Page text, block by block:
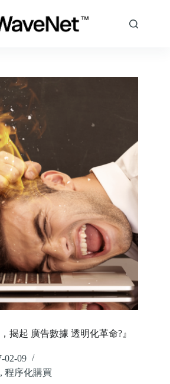
揭起 廣告數據 透明化革命?』
02-09
, 程序化購買